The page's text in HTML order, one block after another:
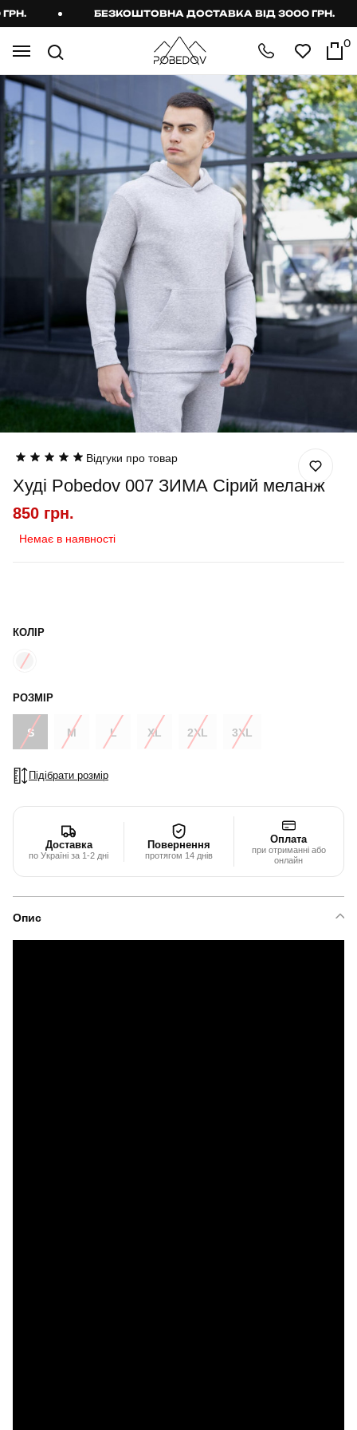
БЕЗКОШТОВНА ДОСТАВКА ВІД 3000 ГРН.
0
Відгуки про товар
Худі Pobedov 007 ЗИМА Сірий меланж
850 грн.
Немає в наявності
КОЛІР
РОЗМІР
S M L XL 2XL 3XL
Підібрати розмір
Доставка
по Україні за 1-2 дні
Повернення
протягом 14 днів
Оплата
при отриманні або
онлайн
Опис